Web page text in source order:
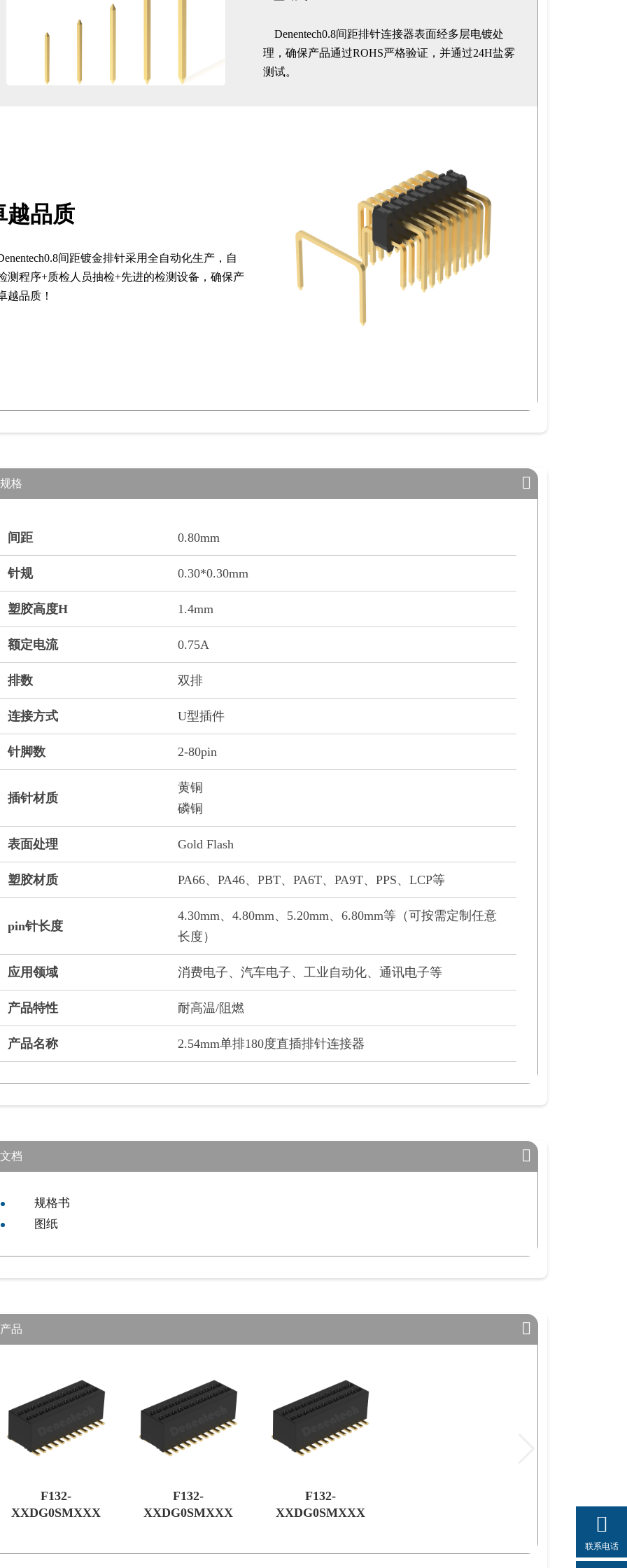
Denentech0.8间距排针连接器表面经多层电镀处
理，确保产品通过ROHS严格验证，并通过24H盐雾
测试。
越品质
间距镀金排针采用全自动化生产，自
测程序+质检人员抽检+先进的检测设备，确保产
越品质！
格
间距 0.80mm
针规 0.30*0.30mm
塑胶高度H 1.4mm
额定电流 0.75A
排数 双排
连接方式 U型插件
针脚数 2-80pin
插针材质
黄铜
磷铜
表面处理 Gold Flash
塑胶材质 PA66、PA46、PBT、PA6T、PA9T、PPS、LCP等
pin针长度
4.30mm、4.80mm、5.20mm、6.80mm等（可按需定制任意
长度）
应用领域 消费电子、汽车电子、工业自动化、通讯电子等
产品特性 耐高温/阻燃
产品名称 2.54mm单排180度直插排针连接器
档
规格书
图纸
品
F132-
XXDG0SMXXX
F132-
XXDG0SMXXX
F132-
XXDG0SMXXX
联系电话